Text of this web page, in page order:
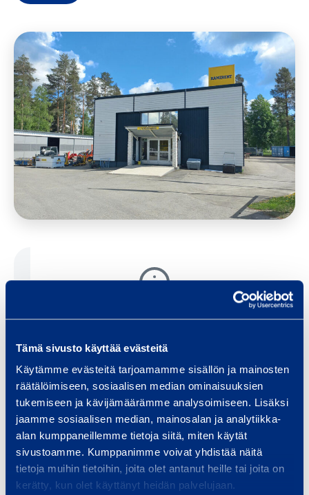
Tämä sivusto käyttää evästeitä
Käytämme evästeitä tarjoamamme sisällön ja mainosten
räätälöimiseen, sosiaalisen median ominaisuuksien
tukemiseen ja kävijämäärämme analysoimiseen. Lisäksi
jaamme sosiaalisen median, mainosalan ja analytiikka-
alan kumppaneillemme tietoja siitä, miten käytät
sivustoamme. Kumppanimme voivat yhdistää näitä
tietoja muihin tietoihin, joita olet antanut heille tai joita on
kerätty, kun olet käyttänyt heidän palvelujaan.
Du måste acceptera marknadsföringscookies för
Change cookie settings
Maskinuthyrning till din tjänst! Vi har allt du